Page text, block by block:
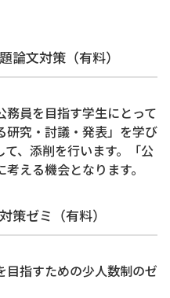
論文対策（有料）
員を目指す学生にとって
研究・討議・発表」を学び
、添削を行います。「公
える機会となります。
策ゼミ（有料）
目指すための少人数制のゼ